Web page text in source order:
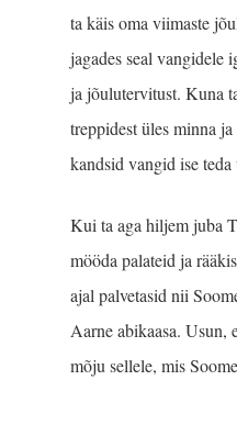
ta käis oma viimaste
jagades seal vangidele
ja jõulutervitust. Kuna
treppidest üles minna
kandsid vangid ise
Kui ta aga hiljem juba
mööda palateid ja
ajal palvetasid nii
Aarne abikaasa.
mõju sellele, mis